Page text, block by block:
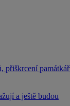
přiškrcení
a ještě budou